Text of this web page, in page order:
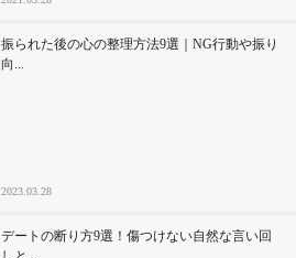
振られた後の心の整理方法9選｜NG行動や振り
向...
2023.03.28
デートの断り方9選！傷つけない自然な言い回